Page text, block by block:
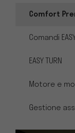
Comfort
Comandi EASY
EASY TURN
Motore e
Gestione